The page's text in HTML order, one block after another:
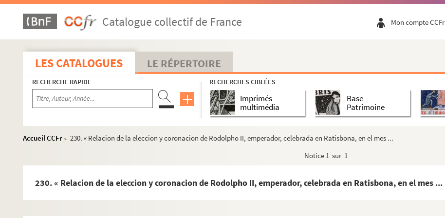
Catalogue collectif de France Mon compte CCFr
LES CATALOGUES LE RÉPERTOIRE
RECHERCHE RAPIDE RECHERCHES CIBLÉES
Imprimés
multimédia
Base
Patrimoine
Accueil CCFr > 230. « Relacion de la eleccion y coronacion de Rodolpho II, emperador, celebrada en Ratisbona, en el mes ...
Notice 1 sur 1
230. « Relacion de la eleccion y coronacion de Rodolpho II, emperador, celebrada en Ratisbona, en el mes ...
Fol. 312. « Inauguratio Ferdinandi IV in regem Bohemiae, Hungariae »
Fol. 319 vo. « Couronnement de l'impératrice Léonore la jeusne, à Ratisbone, en l'an 1653 »
Fol. 320. « Mémoire, par le comte de Recheim, de ce qui est passé à l'entrée de Leurs Majestez impériales et r...
Fol. 321. « Aclamaçion real... de Madrid... por su augusto y catolico rey Carlos II... »
Fol. 325. « Relation des cérémonies et solemnitez, serments faits par Son Excellence le marquis de Castel-Rodr...
1. « Table des pièces contenues en ce volume... »
7. « Ritual de las cerimonias guardadas en las onciones y coronaciones de los antiguos reyes de Castill...
42 v°. « Frideric IV caesaris coronatio augustalis Romae facta, ex eodem authore » (1452)